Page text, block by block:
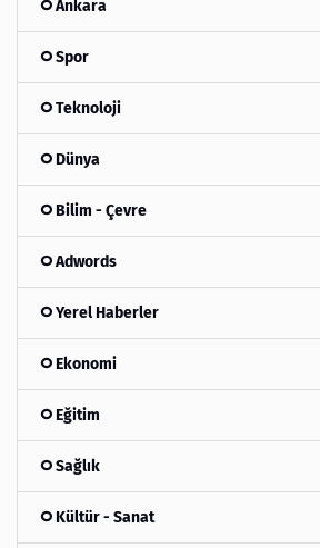
Ankara
Spor
Teknoloji
Dünya
Bilim - Çevre
Adwords
Yerel Haberler
Ekonomi
Eğitim
Sağlık
Kültür - Sanat